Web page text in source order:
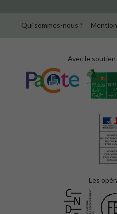
Qui sommes-nous ?
Avec le
Les